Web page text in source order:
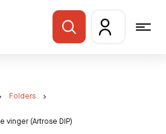
Folders
vinger (Artrose DIP)